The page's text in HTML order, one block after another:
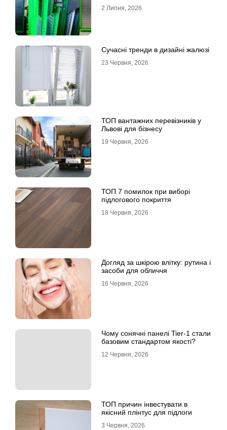
2 Липня, 2026
Сучасні тренди в дизайні жалюзі
23 Червня, 2026
ТОП вантажних перевізників у
Львові для бізнесу
19 Червня, 2026
ТОП 7 помилок при виборі
підлогового покриття
18 Червня, 2026
Догляд за шкірою влітку: рутина і
засоби для обличчя
16 Червня, 2026
Чому сонячні панелі Tier-1 стали
базовим стандартом якості?
12 Червня, 2026
ТОП причин інвестувати в
якісний плінтус для підлоги
3 Червня, 2026